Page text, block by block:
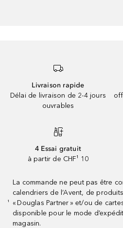
Livraison rapide
Délai de livraison de 2-4 jours
ouvrables
4 Essai gratuit
à partir de CHF¹ 10
¹
La commande ne peut pas être
calendriers de l’Avent, de
« Douglas Partner » et/ou de
disponible pour le mode
magasin.